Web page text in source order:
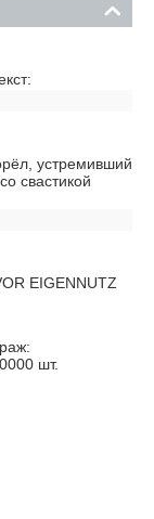
устремивший
свастикой
EIGENNUTZ
шт.